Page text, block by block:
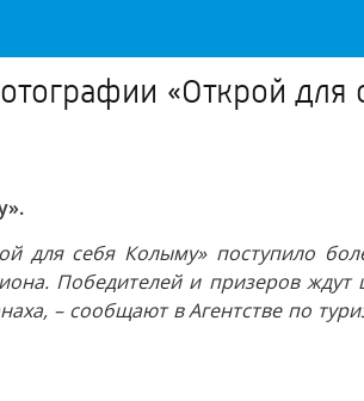
«Открой для
для себя Колыму» поступило
Победителей и призеров
– сообщают в Агентстве по